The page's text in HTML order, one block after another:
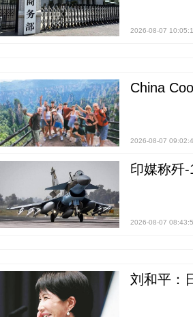
2026-08-07
China
2026-08-07
印媒称歼
2026-08-07
刘和平：